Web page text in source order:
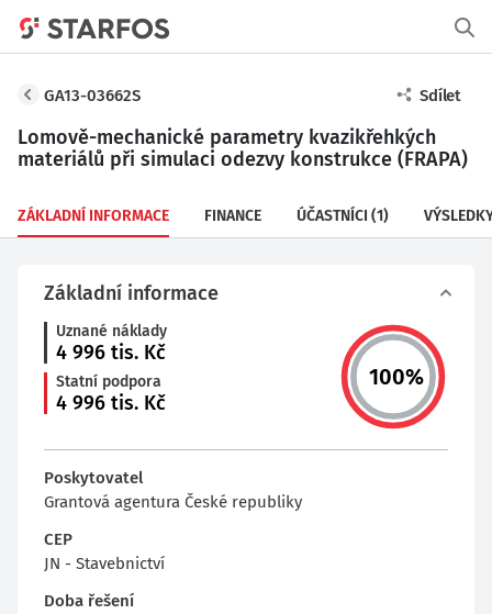
GA13-03662S Sdílet
Lomově-mechanické parametry kvazikřehkých
materiálů při simulaci odezvy konstrukce (FRAPA)
ZÁKLADNÍ INFORMACE FINANCE ÚČASTNÍCI (1)
Základní informace
Uznané náklady
4 996 tis. Kč
Statní podpora
4 996 tis. Kč
100%
Poskytovatel
Grantová agentura České republiky
CEP
JN - Stavebnictví
Doba řešení